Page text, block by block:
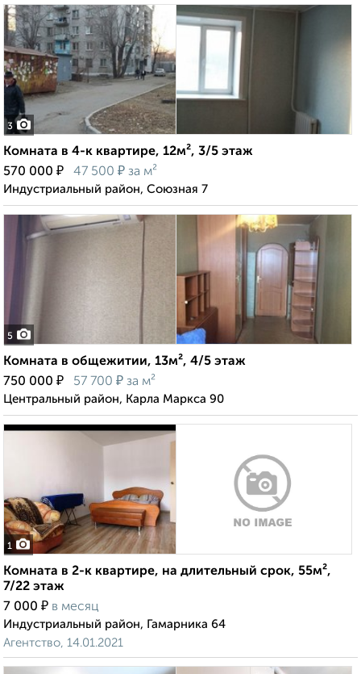
3
Комната в 4-к квартире, 12м², 3/5 этаж
570 000 ₽ 47 500 ₽ за м²
Индустриальный район, Союзная 7
5
Комната в общежитии, 13м², 4/5 этаж
750 000 ₽ 57 700 ₽ за м²
Центральный район, Карла Маркса 90
1
Комната в 2-к квартире, на длительный срок, 55м²,
7/22 этаж
7 000 ₽ в месяц
Индустриальный район, Гамарника 64
Агентство, 14.01.2021